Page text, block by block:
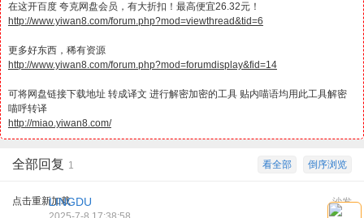
在这开百度 夸克网盘会员，有大折扣！最高便宜26.32元！
http://www.yiwan8.com/forum.php?mod=viewthread&tid=6
更多好东西，稀有资源
http://www.yiwan8.com/forum.php?mod=forumdisplay&fid=14
可将网盘链接下载地址 转成译文 进行解密加密的工具 贴内喵语均用此工具解密
喵呼转译
http://miao.yiwan8.com/
倒序浏览
看全部
全部回复 1
点击重新加载 沙发
LINGDU